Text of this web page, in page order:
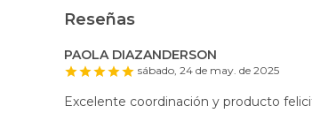
Reseñas
PAOLA DIAZANDERSON
sábado, 24 de may. de 2025
Excelente coordinación y producto